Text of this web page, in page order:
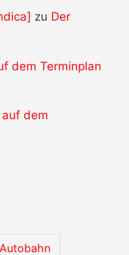
zu Der
dem Terminplan
dem
Autobahn